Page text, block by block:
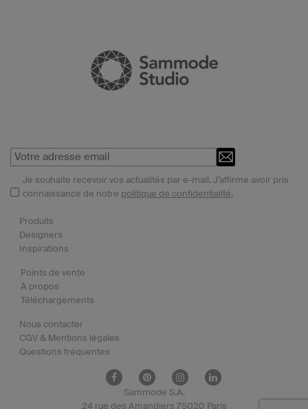
Je souhaite recevoir vos actualités par e-mail. J’affirme avoir pris
connaissance de notre politique de confidentialité.
Produits
Designers
Inspirations
Points de vente
À propos
Téléchargements
Nous contacter
CGV & Mentions légales
Questions fréquentes
Sammode S.A.
24 rue des Amandiers 75020 Paris